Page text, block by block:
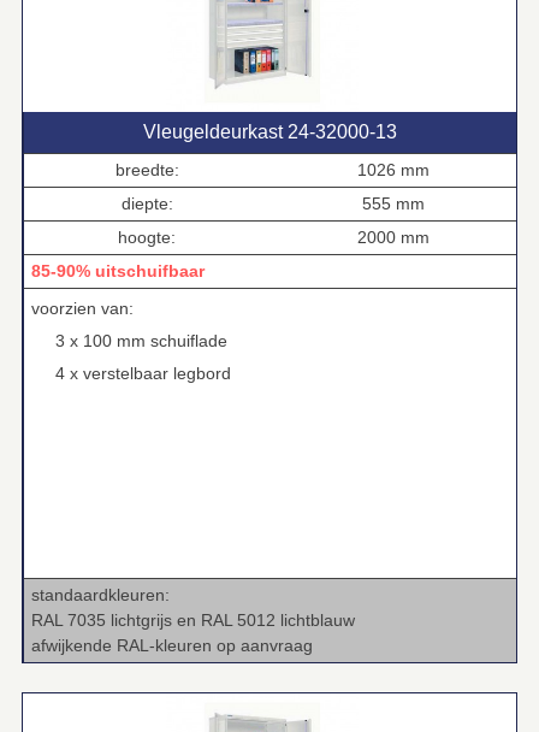
Vleugeldeurkast 24‑32000‑13
breedte:
1026 mm
diepte:
555 mm
hoogte:
2000 mm
85-90% uitschuifbaar
voorzien van:
3 x 100 mm schuiflade
4 x verstelbaar legbord
standaardkleuren:
RAL 7035 lichtgrijs en RAL 5012 lichtblauw
afwijkende RAL‑kleuren op aanvraag